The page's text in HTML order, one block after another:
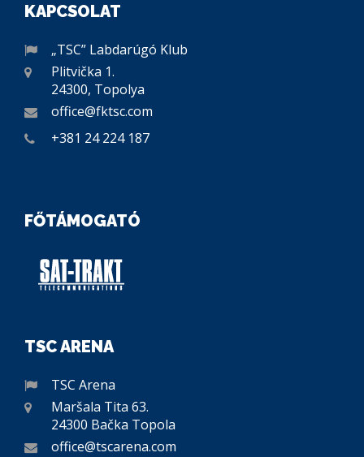
KAPCSOLAT
„TSC” Labdarúgó Klub
Plitvička 1.
24300, Topolya
office@fktsc.com
+381 24 224 187
FŐTÁMOGATÓ
TSC ARENA
TSC Arena
Maršala Tita 63.
24300 Bačka Topola
office@tscarena.com